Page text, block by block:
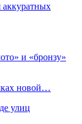
и «бронзу»
новой…
улиц